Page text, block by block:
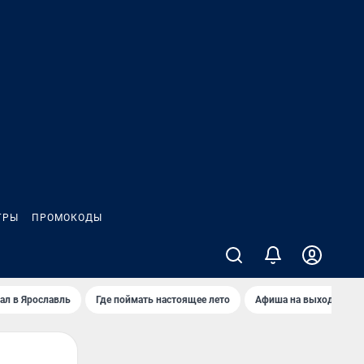
ПРОМОКОДЫ
в Ярославль Где поймать настоящее лето Афиша на выходные